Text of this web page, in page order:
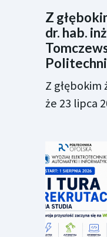
Z
dr. hab.
Z głębokim
że 23 lipca